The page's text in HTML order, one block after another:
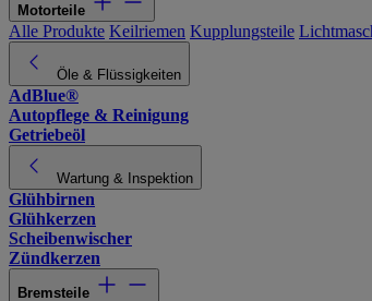
Motorteile
Alle Produkte Keilriemen Kupplungsteile
Öle & Flüssigkeiten
AdBlue®
Autopflege & Reinigung
Getriebeöl
Wartung & Inspektion
Glühbirnen
Glühkerzen
Scheibenwischer
Zündkerzen
Bremsteile